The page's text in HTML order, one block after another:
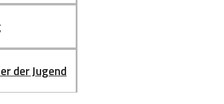
der Jugend